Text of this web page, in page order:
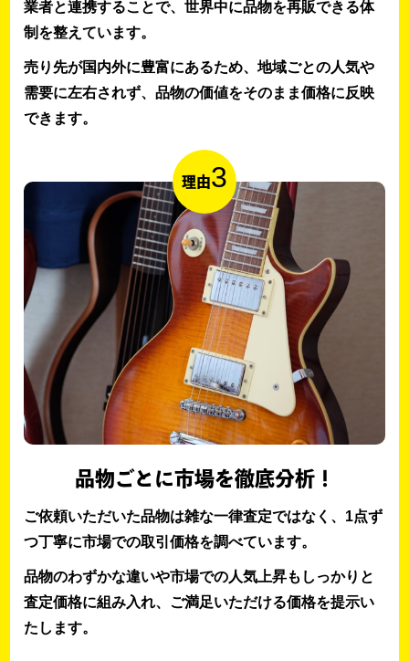
業者と連携することで、世界中に品物を再販できる体
制を整えています。
売り先が国内外に豊富にあるため、地域ごとの人気や
需要に左右されず、品物の価値をそのまま価格に反映
できます。
理由3
品物ごとに市場を徹底分析！
ご依頼いただいた品物は雑な一律査定ではなく、1点ず
つ丁寧に市場での取引価格を調べています。
品物のわずかな違いや市場での人気上昇もしっかりと
査定価格に組み入れ、ご満足いただける価格を提示い
たします。